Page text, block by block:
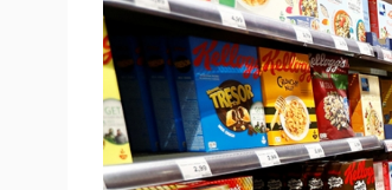
Cải chính